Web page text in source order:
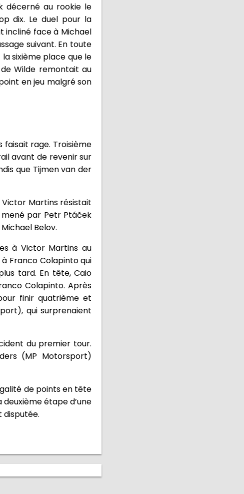
décerné au rookie le
dix. Le duel pour la
incliné face à Michael
suivant. En toute
sixième place que le
Wilde remontait au
en jeu malgré son
faisait rage. Troisième
avant de revenir sur
que Tijmen van der
Victor Martins résistait
par Petr Ptáček
Belov.
à Victor Martins au
Franco Colapinto qui
tard. En tête, Caio
Colapinto. Après
finir quatrième et
qui surprenaient
du premier tour.
(MP Motorsport)
de points en tête
étape d’une
disputée.